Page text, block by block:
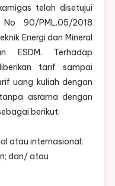
telah disetujui
90/PML.05/2018
Energi dan Mineral
ESDM. Terhadap
tarif sampai
uang kuliah dengan
asrama dengan
berikut:
atau internasional;
dan/ atau